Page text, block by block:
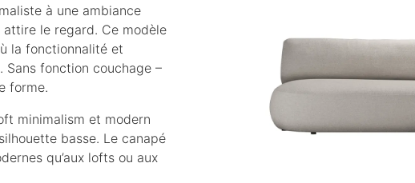
à une ambiance
le regard. Ce modèle
la fonctionnalité et
Sans fonction couchage –
forme.
minimalism et modern
basse. Le canapé
qu’aux lofts ou aux